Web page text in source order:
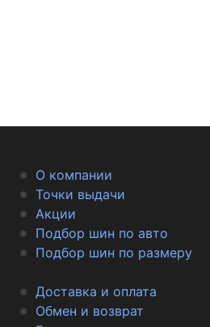
О компании
Точки выдачи
Акции
Подбор шин по авто
Подбор шин по размеру
Доставка и оплата
Обмен и возврат